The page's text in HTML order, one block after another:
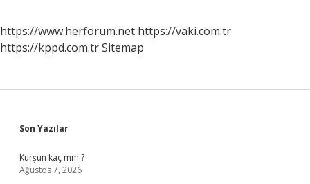
https://www.herforum.net https://vaki.com.tr
https://kppd.com.trSitemap
Sidebar
Son Yazılar
Kurşun kaç mm ?
Ağustos 7, 2026